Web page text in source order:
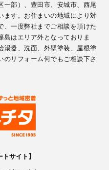
一部）、豊田市、安城市、西尾
ます。お住まいの地域により対
、一度弊社までご相談を頂けた
島はエリア外となっておりま
湯器、洗面、外壁塗装、屋根塗
のリフォーム何でもご相談下さ
トサイト】